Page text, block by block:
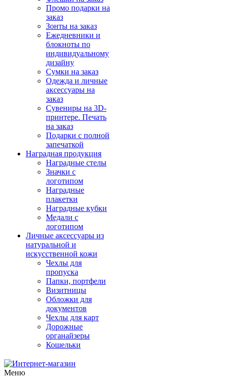
Промо подарки на
заказ
Зонты на заказ
Ежедневники и
блокноты по
индивидуальному
дизайну
Сумки на заказ
Одежда и личные
аксессуары на
заказ
Сувениры на 3D-
принтере. Печать
на заказ
Подарки с полной
запечаткой
Наградная продукция
Наградные стелы
Значки с
логотипом
Наградные
плакетки
Наградные кубки
Медали с
логотипом
Личные аксессуары из
натуральной и
искусственной кожи
Чехлы для
пропуска
Папки, портфели
Визитницы
Обложки для
документов
Чехлы для карт
Дорожные
органайзеры
Кошельки
Меню